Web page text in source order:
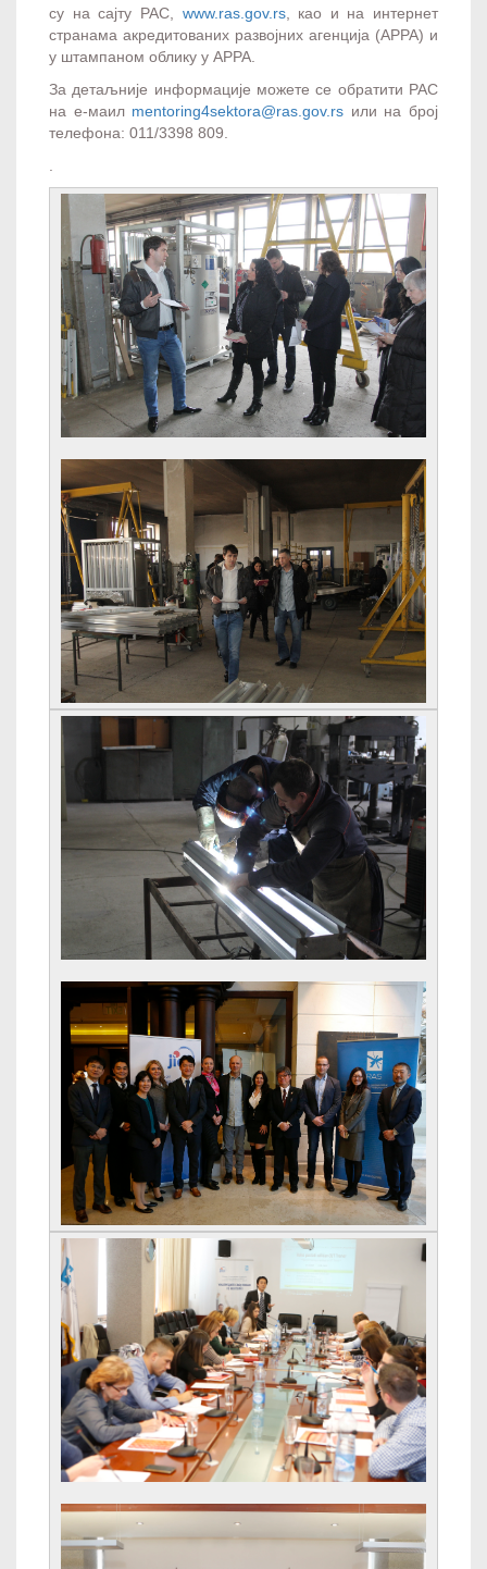
су на сајту РАС, www.ras.gov.rs, као и на интернет
странама акредитованих развојних агенција (АРРА) и
у штампаном облику у АРРА.
За детаљније информације можете се обратити РАС
на е-маил mentoring4sektora@ras.gov.rs или на број
телефона: 011/3398 809.